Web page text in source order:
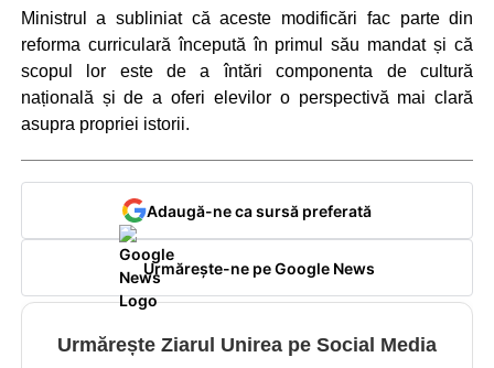
Ministrul a subliniat că aceste modificări fac parte din
reforma curriculară începută în primul său mandat și că
scopul lor este de a întări componenta de cultură
națională și de a oferi elevilor o perspectivă mai clară
asupra propriei istorii.
Adaugă-ne ca sursă preferată
Urmărește-ne pe Google News
Urmărește Ziarul Unirea pe Social Media